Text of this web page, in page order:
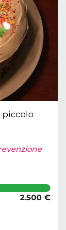
piccolo
2.500 €